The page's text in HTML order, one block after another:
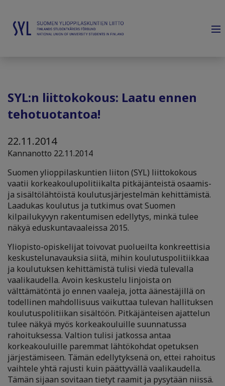
SYL:n liittokokous: Laatu ennen
tehotuotantoa!
22.11.2014
Kannanotto 22.11.2014
Suomen ylioppilaskuntien liiton (SYL) liittokokous
vaatii korkeakoulupolitiikalta pitkäjänteistä osaamis-
ja sisältölähtöistä koulutusjärjestelmän kehittämistä.
Laadukas koulutus ja tutkimus ovat Suomen
kilpailukyvyn rakentumisen edellytys, minkä tulee
näkyä eduskuntavaaleissa 2015.
Yliopisto-opiskelijat toivovat puolueilta konkreettisia
keskustelunavauksia siitä, mihin koulutuspolitiikkaa
ja koulutuksen kehittämistä tulisi viedä tulevalla
vaalikaudella. Avoin keskustelu linjoista on
välttämätöntä jo ennen vaaleja, jotta äänestäjillä on
todellinen mahdollisuus vaikuttaa tulevan hallituksen
koulutuspolitiikan sisältöön. Pitkäjänteisen ajattelun
tulee näkyä myös korkeakouluille suunnatussa
rahoituksessa. Valtion tulisi jatkossa antaa
korkeakouluille paremmat lähtökohdat opetuksen
järjestämiseen. Tämän edellytyksenä on, ettei rahoitus
vaihtele yhtä rajusti kuin päättyvällä vaalikaudella.
Tämän sijaan sovitaan tietyt raamit ja pysytään niissä.